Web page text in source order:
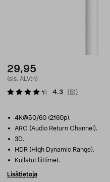
29,95
(sis. ALV:n)
4.3 ( 51 )
4K@50/60 (2160p).
ARC (Audio Return Channel).
3D.
HDR (High Dynamic Range).
Kullatut liittimet.
Lisätietoja